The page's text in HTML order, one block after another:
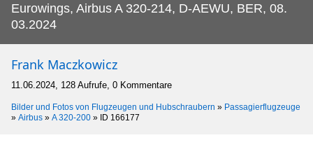
Eurowings, Airbus A 320-214, D-AEWU, BER, 08.
03.2024
Frank Maczkowicz
11.06.2024, 128 Aufrufe, 0 Kommentare
Bilder und Fotos von Flugzeugen und Hubschraubern » Passagierflugzeuge
» Airbus » A 320-200 » ID 166177